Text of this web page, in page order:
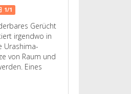
1/1
Gerücht
irgendwo in
Urashima-
von Raum und
Eines